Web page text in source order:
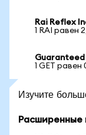
Rai Reflex
1 RAI равен
1 GET равен
Изучите
Расширенные